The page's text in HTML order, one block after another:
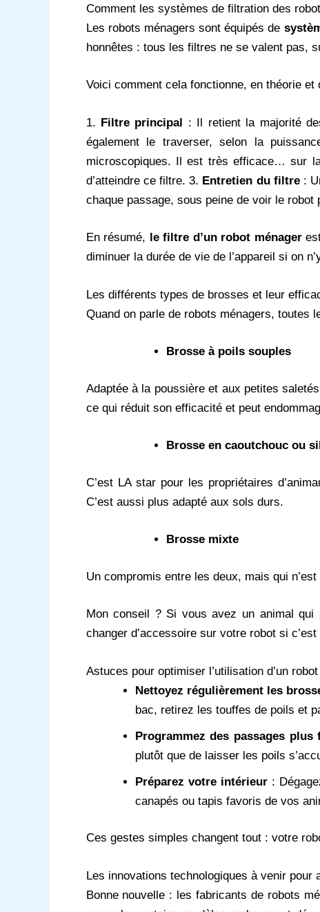
Comment les systèmes de filtration des
Les robots ménagers sont équipés de
honnêtes : tous les filtres ne se valent pas,
Voici comment cela fonctionne, en théorie et
1. Filtre principal : Il retient la majorité
également le traverser, selon la
microscopiques. Il est très efficace… sur
d’atteindre ce filtre. 3. Entretien du filtre:
chaque passage, sous peine de voir le robot
En résumé, le filtre d’un robot ménager
diminuer la durée de vie de l’appareil si on
Les différents types de brosses et leur
Quand on parle de robots ménagers, toutes
Brosse à poils souples
Adaptée à la poussière et aux petites
ce qui réduit son efficacité et peut
Brosse en caoutchouc ou
C’est LA star pour les propriétaires
C’est aussi plus adapté aux sols durs.
Brosse mixte
Un compromis entre les deux, mais qui
Mon conseil ? Si vous avez un animal
changer d’accessoire sur votre robot si
Astuces pour optimiser l’utilisation d’un
Nettoyez régulièrement les
bac, retirez les touffes de poils et
Programmez des passages plus
plutôt que de laisser les poils
Préparez votre intérieur:
canapés ou tapis favoris de vos
Ces gestes simples changent tout : votre
Les innovations technologiques à venir pour
Bonne nouvelle : les fabricants de robots